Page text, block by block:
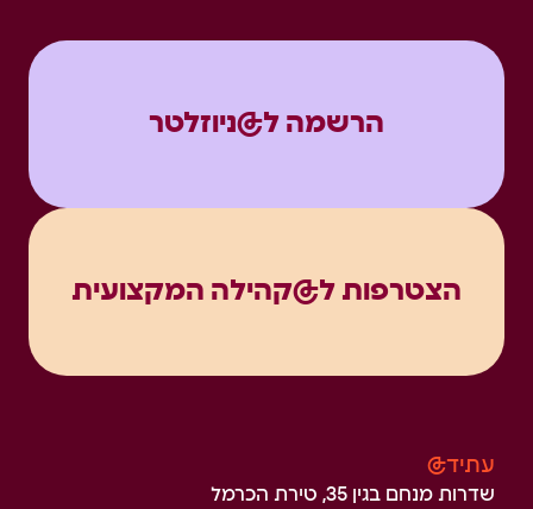
הרשמה ל@ניוזלטר
הצטרפות ל@קהילה המקצועית
עתיד@
שדרות מנחם בגין 35, טירת הכרמל